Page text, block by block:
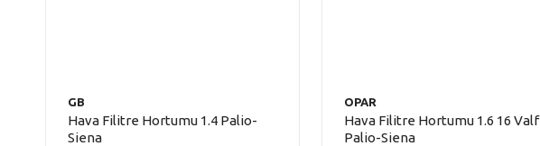
GB
Hava Filitre Hortumu 1.4 Palio-
Siena
OPAR
Hava Filitre Hortumu 1.6 16 Valf
Palio-Siena